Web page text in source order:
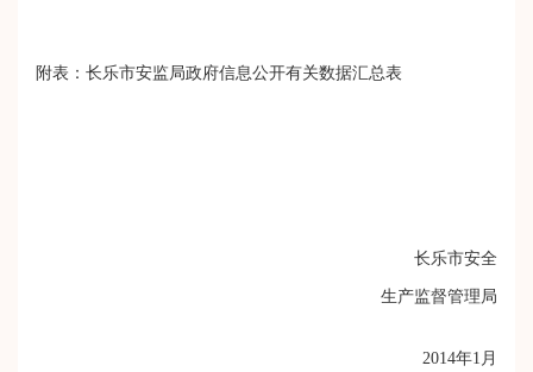
附表：长乐市安监局政府信息公开有关数据汇总表
长乐市安全
生产监督管理局
2014年1 月